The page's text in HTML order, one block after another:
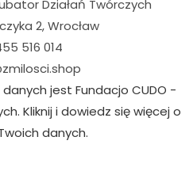
Działań Twórczych
2, Wrocław
516 014
jest Fundacjo CUDO -
Kliknij i dowiedz się więcej o
danych.